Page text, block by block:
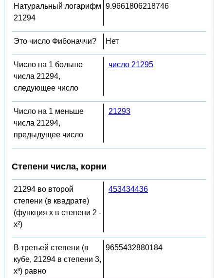
Натуральный логарифм
21294
9.9661806218746
Это число Фибоначчи? Нет
Число на 1 больше
числа 21294,
следующее число
число 21295
Число на 1 меньше
числа 21294,
предыдущее число
21293
Степени числа, корни
21294 во второй
степени (в квадрате)
(функция x в степени 2 -
x²)
453434436
В третьей степени (в
кубе, 21294 в степени 3,
x³) равно
9655432880184